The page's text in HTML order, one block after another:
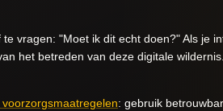
vragen: "Moet ik dit echt doen?" Als je
het betreden van deze digitale
: gebruik